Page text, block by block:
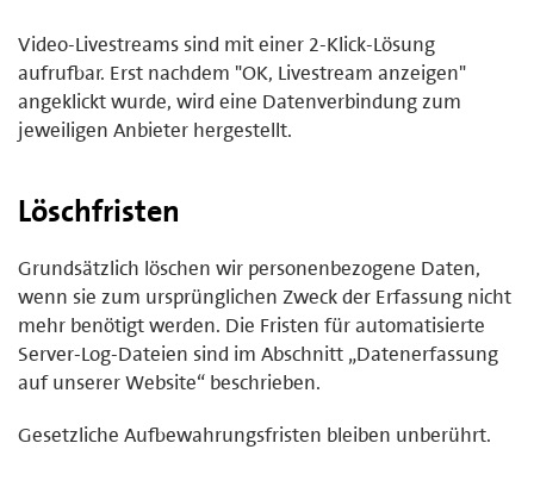
Video-Livestreams sind mit einer 2-Klick-Lösung
aufrufbar. Erst nachdem "OK, Livestream anzeigen"
angeklickt wurde, wird eine Datenverbindung zum
jeweiligen Anbieter hergestellt.
Löschfristen
Grundsätzlich löschen wir personenbezogene Daten,
wenn sie zum ursprünglichen Zweck der Erfassung nicht
mehr benötigt werden. Die Fristen für automatisierte
Server-Log-Dateien sind im Abschnitt „Datenerfassung
auf unserer Website“ beschrieben.
Gesetzliche Aufbewahrungsfristen bleiben unberührt.